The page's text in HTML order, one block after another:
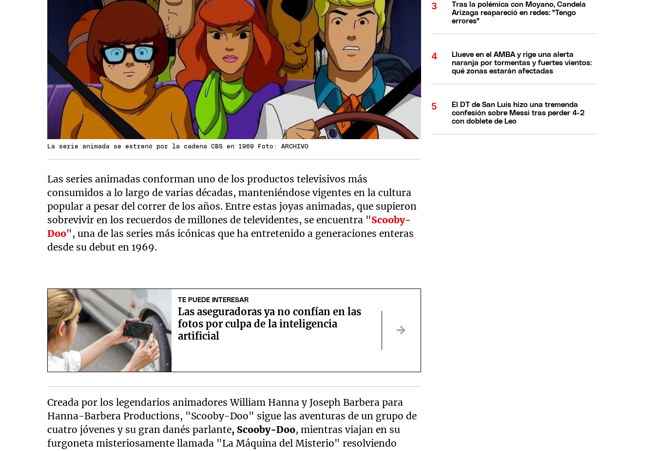
La serie animada se estrenó por la cadena CBS en 1969 Foto: ARCHIVO
Las series animadas conforman uno de los productos televisivos más
consumidos a lo largo de varias décadas, manteniéndose vigentes en la cultura
popular a pesar del correr de los años. Entre estas joyas animadas, que supieron
sobrevivir en los recuerdos de millones de televidentes, se encuentra "Scooby-
Doo", una de las series más icónicas que ha entretenido a generaciones enteras
desde su debut en 1969.
TE PUEDE INTERESAR
Las aseguradoras ya no confían en las
fotos por culpa de la inteligencia
artificial
Creada por los legendarios animadores William Hanna y Joseph Barbera para
Hanna-Barbera Productions, "Scooby-Doo" sigue las aventuras de un grupo de
cuatro jóvenes y su gran danés parlante, Scooby-Doo, mientras viajan en su
furgoneta misteriosamente llamada "La Máquina del Misterio" resolviendo
Tras la polémica con Moyano, Candela
Arizaga reapareció en redes: "Tengo
errores"
Llueve en el AMBA y rige una alerta
naranja por tormentas y fuertes vientos:
qué zonas estarán afectadas
El DT de San Luis hizo una tremenda
confesión sobre Messi tras perder 4-2
con doblete de Leo